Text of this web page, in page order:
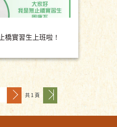
橋實習生上班啦！
共 1 頁